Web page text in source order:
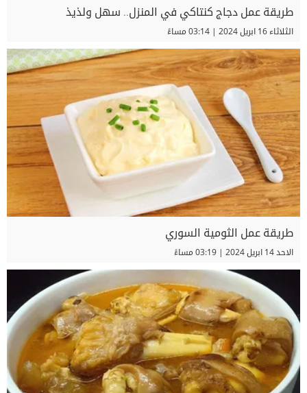
طريقة عمل دجاج كنتاكي في المنزل.. سهل ولذيذ
الثلاثاء 16 ابريل 2024 | 03:14 مساءً
طريقة عمل الثومية السوري
الاحد 14 ابريل 2024 | 03:19 مساءً